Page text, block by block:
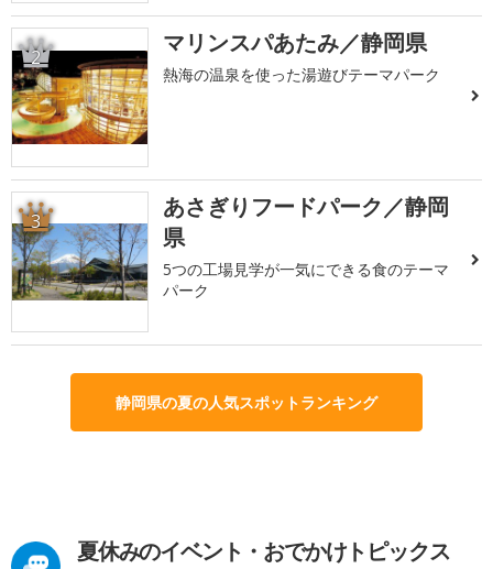
2 マリンスパあたみ／静岡県
熱海の温泉を使った湯遊びテーマパーク
3
あさぎりフードパーク／静岡
県
5つの工場見学が一気にできる食のテーマ
パーク
静岡県の夏の人気スポットランキング
夏休みのイベント・おでかけトピックス